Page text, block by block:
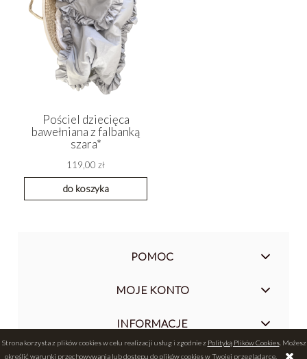
Strona korzysta z plików cookies w celu realizacji usług i zgodnie z Polityką Plików Cookies. Możesz
określić warunki przechowywania lub dostępu do plików cookies w Twojej przeglądarce.
Pościel dziecięca
bawełniana z falbanką
szara*
119,00 zł
do koszyka
POMOC
MOJE KONTO
INFORMACJE